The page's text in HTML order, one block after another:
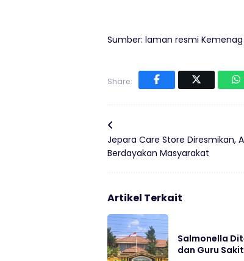
Sumber: laman resmi Kemenag
Share:
Jepara Care Store Diresmikan,
Berdayakan Masyarakat
Artikel Terkait
Salmonella
dan Guru Sakit